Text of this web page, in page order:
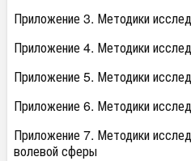
Приложение 3. Методики
Приложение 4. Методики
Приложение 5. Методики
Приложение 6. Методики
Приложение 7. Методики
волевой сферы